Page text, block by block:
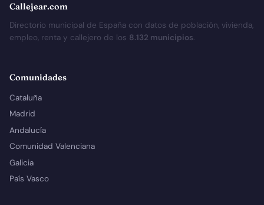
Callejear.com
Directorio municipal de España con datos de población, vivienda,
empleo, renta y callejero de los 8.132 municipios.
Comunidades
Cataluña
Madrid
Andalucía
Comunidad Valenciana
Galicia
País Vasco